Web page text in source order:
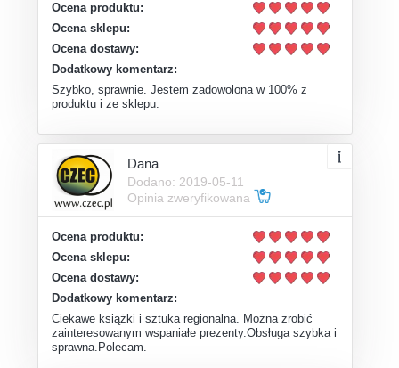
Ocena produktu:
Ocena sklepu:
Ocena dostawy:
Dodatkowy komentarz:
Szybko, sprawnie. Jestem zadowolona w 100% z
produktu i ze sklepu.
Dana
Dodano: 2019-05-11
Opinia zweryfikowana
Ocena produktu:
Ocena sklepu:
Ocena dostawy:
Dodatkowy komentarz:
Ciekawe książki i sztuka regionalna. Można zrobić
zainteresowanym wspaniałe prezenty.Obsługa szybka i
sprawna.Polecam.